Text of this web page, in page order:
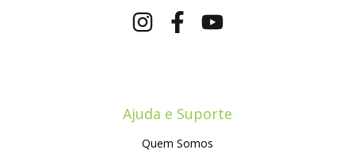
Ajuda e Suporte
Quem Somos